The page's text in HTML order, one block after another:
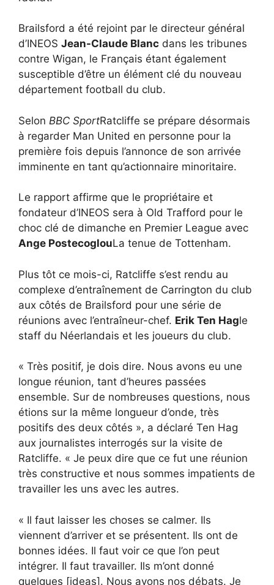
Brailsford a été rejoint par le directeur général
d’INEOS Jean-Claude Blanc dans les tribunes
contre Wigan, le Français étant également
susceptible d’être un élément clé du nouveau
département football du club.
Selon BBC SportRatcliffe se prépare désormais
à regarder Man United en personne pour la
première fois depuis l’annonce de son arrivée
imminente en tant qu’actionnaire minoritaire.
Le rapport affirme que le propriétaire et
fondateur d’INEOS sera à Old Trafford pour le
choc clé de dimanche en Premier League avec
Ange PostecoglouLa tenue de Tottenham.
Plus tôt ce mois-ci, Ratcliffe s’est rendu au
complexe d’entraînement de Carrington du club
aux côtés de Brailsford pour une série de
réunions avec l’entraîneur-chef. Erik Ten Hagle
staff du Néerlandais et les joueurs du club.
« Très positif, je dois dire. Nous avons eu une
longue réunion, tant d’heures passées
ensemble. Sur de nombreuses questions, nous
étions sur la même longueur d’onde, très
positifs des deux côtés », a déclaré Ten Hag
aux journalistes interrogés sur la visite de
Ratcliffe. « Je peux dire que ce fut une réunion
très constructive et nous sommes impatients de
travailler les uns avec les autres.
« Il faut laisser les choses se calmer. Ils
viennent d’arriver et se présentent. Ils ont de
bonnes idées. Il faut voir ce que l’on peut
intégrer. Il faut travailler. Ils m’ont donné
quelques [ideas]. Nous avons nos débats. Je